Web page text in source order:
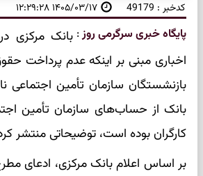
کدخبر : 49179 ۱۴۰۵/۰۳/۱۷ ۱۲:۲۹:۲۸
پایگاه خبری سرگرمی روز: بانک مرکزی
اخباری مبنی بر اینکه عدم پرداخت
بازنشستگان سازمان تأمین اجتماعی
بانک از حساب‌های سازمان تأمین
کارگران بوده است، توضیحاتی منتشر
بر اساس اعلام بانک مرکزی، ادعای